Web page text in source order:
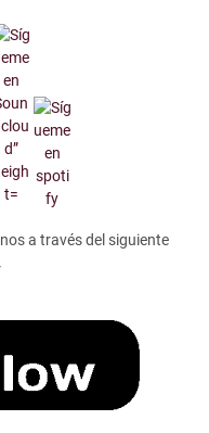
a través del siguiente